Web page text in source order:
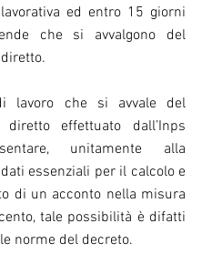
lavorativa ed entro 15 giorni
che si avvalgono del
lavoro che si avvale del
diretto effettuato dall’Inps
unitamente alla
essenziali per il calcolo e
di un acconto nella misura
tale possibilità è difatti
norme del decreto.